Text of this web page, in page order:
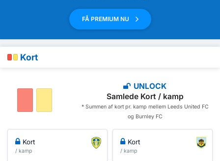
FÅ PREMIUM NU
Kort
UNLOCK
Samlede Kort / kamp
* Summen af ​​kort pr. kamp mellem Leeds United FC
og Burnley FC
Kort
/ kamp
Kort
/ kamp